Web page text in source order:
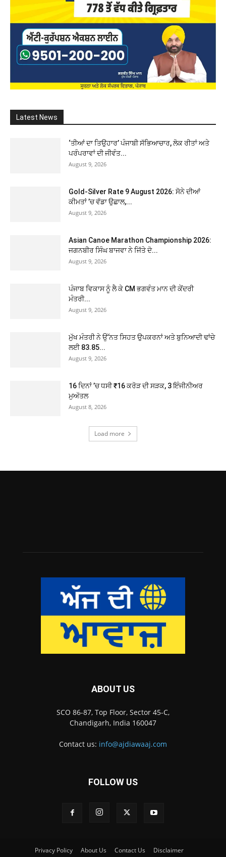
Latest News
‘ਤੀਆਂ ਦਾ ਤਿਉਹਾਰ’ ਪੰਜਾਬੀ ਸੱਭਿਆਚਾਰ, ਲੋਕ ਰੀਤਾਂ ਅਤੇ
ਪਰੰਪਰਾਵਾਂ ਦੀ ਜੀਵੰਤ...
August 9, 2026
Gold-Silver Rate 9 August 2026: ਸੋਨੇ ਦੀਆਂ
ਕੀਮਤਾਂ ’ਚ ਵੱਡਾ ਉਛਾਲ,...
August 9, 2026
Asian Canoe Marathon Championship 2026:
ਜਗਨਬੀਰ ਸਿੰਘ ਬਾਜਵਾ ਨੇ ਜਿੱਤੇ ਦੋ...
August 9, 2026
ਪੰਜਾਬ ਵਿਕਾਸ ਨੂੰ ਲੈ ਕੇ CM ਭਗਵੰਤ ਮਾਨ ਦੀ ਕੇਂਦਰੀ
ਮੰਤਰੀ...
August 9, 2026
ਮੁੱਖ ਮੰਤਰੀ ਨੇ ਉੱਨਤ ਸਿਹਤ ਉਪਕਰਨਾਂ ਅਤੇ ਬੁਨਿਆਦੀ ਢਾਂਚੇ
ਲਈ 83.85...
August 9, 2026
16 ਦਿਨਾਂ ’ਚ ਧਸੀ ₹16 ਕਰੋੜ ਦੀ ਸੜਕ, 3 ਇੰਜੀਨੀਅਰ
ਮੁਅੱਤਲ
August 8, 2026
Load more
ABOUT US
SCO 86-87, Top Floor, Sector 45-C,
Chandigarh, India 160047
Contact us: info@ajdiawaaj.com
FOLLOW US
Privacy Policy About Us Contact Us
Disclaimer